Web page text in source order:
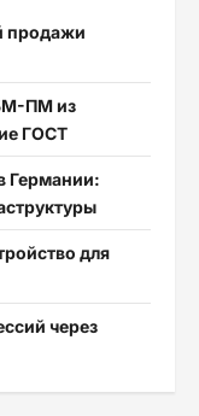
продажи
ПМ из
ГОСТ
Германии:
для
через